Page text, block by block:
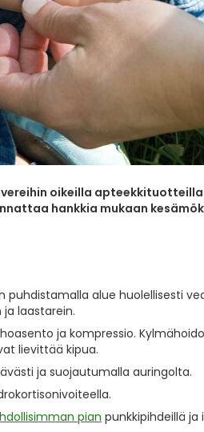
oikeilla
hankkia mukaan
alue huolellisesti
ja laastarein.
ja kompressio.
lievittää kipua.
ja suojautumalla auringolta.
pian punkkipihdeillä